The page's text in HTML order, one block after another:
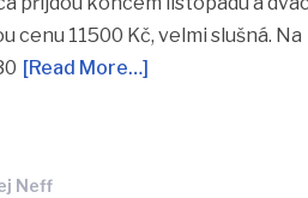
cenu 11500 Kč, velmi slušná. Na
[Read More…]
Neff